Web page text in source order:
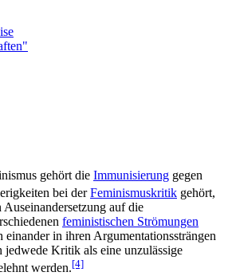
gehört die Immunisierung gegen
bei derFeminismuskritik gehört,
auf die
feministischen Strömungen
in ihren Argumentations­strängen
jedwede Kritik als eine unzulässige
werden.[4]